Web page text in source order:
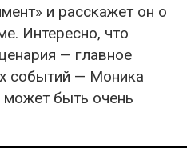
и расскажет он о
Интересно, что
— главное
событий — Моника
быть очень